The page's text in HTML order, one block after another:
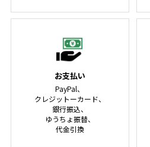
お支払い
PayPal、
クレジットーカード、
銀行振込、
ゆうちょ振替、
代金引換